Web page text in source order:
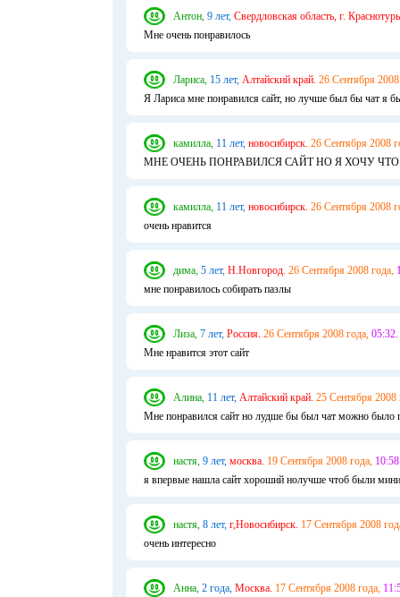
Антон, 9 лет, Свердловская область, г.
Мне очень понравилось
Лариса, 15 лет, Алтайский край. 26 Сентября 2008
Я Лариса мне понравился сайт, но лучше был бы чат я
камилла, 11 лет, новосибирск. 26 Сентября 2008
МНЕ ОЧЕНЬ ПОНРАВИЛСЯ САЙТ НО Я ХОЧУ
камилла, 11 лет, новосибирск. 26 Сентября 2008
очень нравится
дима, 5 лет, Н.Новгород. 26 Сентября 2008 года,
мне понравилось собирать пазлы
Лиза, 7 лет, Россия. 26 Сентября 2008 года, 05:32.
Мне нравится этот сайт
Алина, 11 лет, Алтайский край. 25 Сентября 2008
Мне понравился сайт но лудше бы был чат можно было
настя, 9 лет, москва. 19 Сентября 2008 года,
я впервые нашла сайт хороший нолучше чтоб были
настя, 8 лет, г,Новосибирск. 17 Сентября 2008
очень интересно
Анна, 2 года, Москва. 17 Сентября 2008 года,